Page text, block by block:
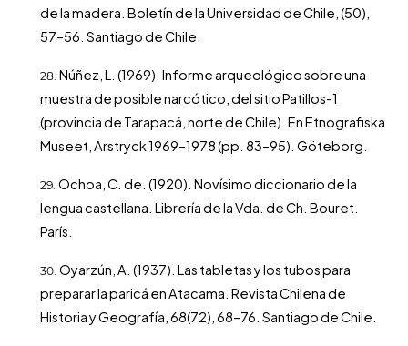
de la madera. Boletín de la Universidad de Chile, (50),
57–56. Santiago de Chile.
Núñez, L. (1969). Informe arqueológico sobre una
muestra de posible narcótico, del sitio Patillos-1
(provincia de Tarapacá, norte de Chile). En Etnografiska
Museet, Arstryck 1969–1978 (pp. 83–95). Göteborg.
Ochoa, C. de. (1920). Novísimo diccionario de la
lengua castellana. Librería de la Vda. de Ch. Bouret.
París.
Oyarzún, A. (1937). Las tabletas y los tubos para
preparar la paricá en Atacama. Revista Chilena de
Historia y Geografía, 68(72), 68–76. Santiago de Chile.